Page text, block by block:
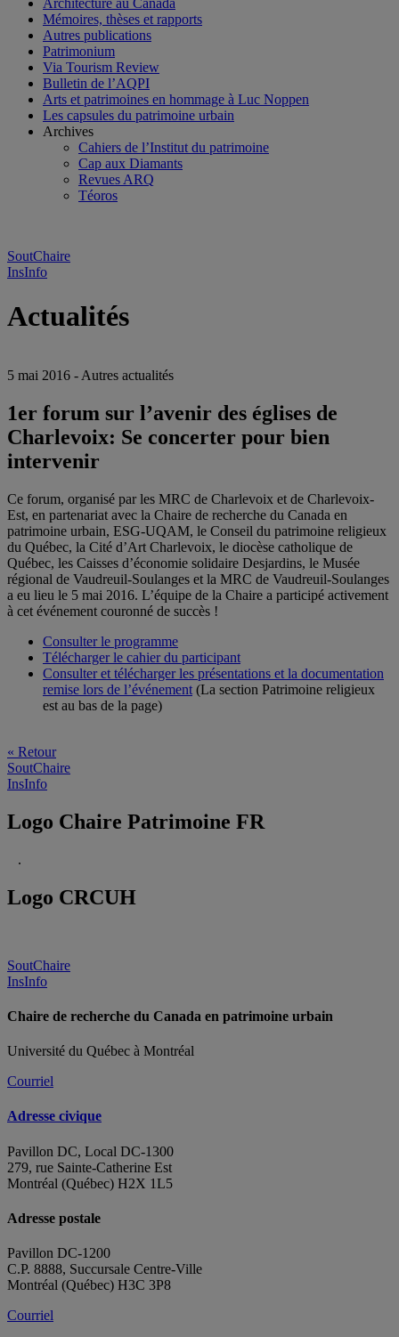
Architecture au Canada
Mémoires, thèses et rapports
Autres publications
Patrimonium
Via Tourism Review
Bulletin de l’AQPI
Arts et patrimoines en hommage à Luc Noppen
Les capsules du patrimoine urbain
Archives
Cahiers de l’Institut du patrimoine
Cap aux Diamants
Revues ARQ
Téoros
SoutChaire
InsInfo
Actualités
5 mai 2016 - Autres actualités
1er forum sur l’avenir des églises de
Charlevoix: Se concerter pour bien
intervenir
Ce forum, organisé par les MRC de Charlevoix et de Charlevoix-
Est, en partenariat avec la Chaire de recherche du Canada en
patrimoine urbain, ESG-UQAM, le Conseil du patrimoine religieux
du Québec, la Cité d’Art Charlevoix, le diocèse catholique de
Québec, les Caisses d’économie solidaire Desjardins, le Musée
régional de Vaudreuil-Soulanges et la MRC de Vaudreuil-Soulanges
a eu lieu le 5 mai 2016. L’équipe de la Chaire a participé activement
à cet événement couronné de succès !
Consulter le programme
Télécharger le cahier du participant
Consulter et télécharger les présentations et la documentation
remise lors de l’événement (La section Patrimoine religieux
est au bas de la page)
« Retour
SoutChaire
InsInfo
Logo Chaire Patrimoine FR
.
Logo CRCUH
SoutChaire
InsInfo
Chaire de recherche du Canada en patrimoine urbain
Université du Québec à Montréal
Courriel
Adresse civique
Pavillon DC, Local DC-1300
279, rue Sainte-Catherine Est
Montréal (Québec) H2X 1L5
Adresse postale
Pavillon DC-1200
C.P. 8888, Succursale Centre-Ville
Montréal (Québec) H3C 3P8
Courriel